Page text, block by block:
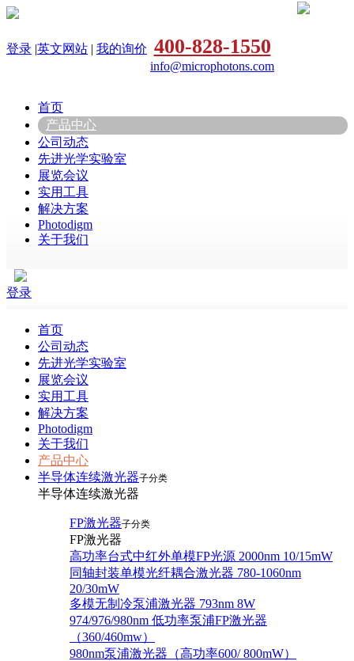
登录 |英文网站 | 我的询价 400-828-1550
info@microphotons.com
首页
产品中心
公司动态
先进光学实验室
展览会议
实用工具
解决方案
Photodigm
关于我们
登录
首页
公司动态
先进光学实验室
展览会议
实用工具
解决方案
Photodigm
关于我们
产品中心
半导体连续激光器子分类
半导体连续激光器
FP激光器子分类
FP激光器
高功率台式中红外单模FP光源 2000nm 10/15mW
同轴封装单模光纤耦合激光器 780-1060nm
20/30mW
多模无制冷泵浦激光器 793nm 8W
974/976/980nm 低功率泵浦FP激光器
（360/460mw）
980nm泵浦激光器（高功率600/ 800mW）